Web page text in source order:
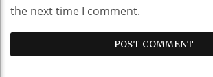
the next time I comment.